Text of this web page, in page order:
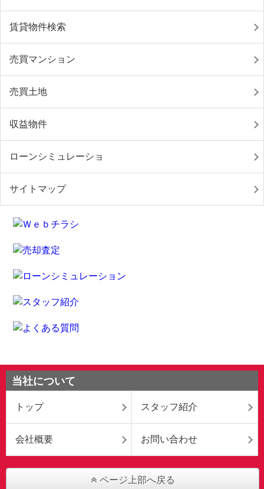
賃貸物件検索
売買マンション
売買土地
収益物件
ローンシミュレーショ
サイトマップ
当社について
トップ スタッフ紹介
会社概要 お問い合わせ
ページ上部へ戻る